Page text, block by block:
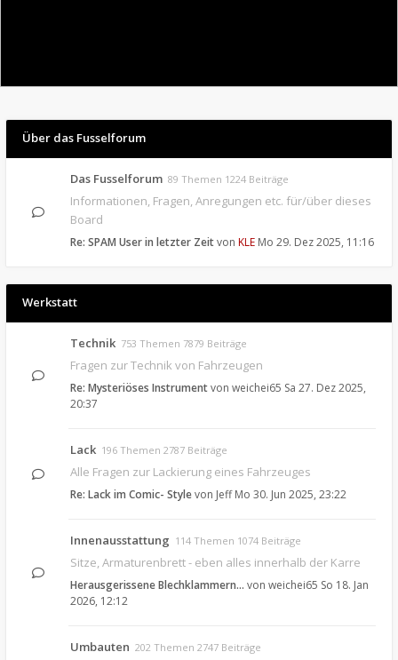
Über das Fusselforum
Das Fusselforum 89 Themen 1224 Beiträge
Informationen, Fragen, Anregungen etc. für/über dieses
Board
Re: SPAM User in letzter Zeitvon KLE Mo 29. Dez 2025, 11:16
Werkstatt
Technik 753 Themen 7879 Beiträge
Fragen zur Technik von Fahrzeugen
Re: Mysteriöses Instrumentvon weichei65 Sa 27. Dez 2025,
20:37
Lack 196 Themen 2787 Beiträge
Alle Fragen zur Lackierung eines Fahrzeuges
Re: Lack im Comic- Stylevon Jeff Mo 30. Jun 2025, 23:22
Innenausstattung 114 Themen 1074 Beiträge
Sitze, Armaturenbrett - eben alles innerhalb der Karre
Herausgerissene Blechklammern… von weichei65 So 18. Jan
2026, 12:12
Umbauten 202 Themen 2747 Beiträge